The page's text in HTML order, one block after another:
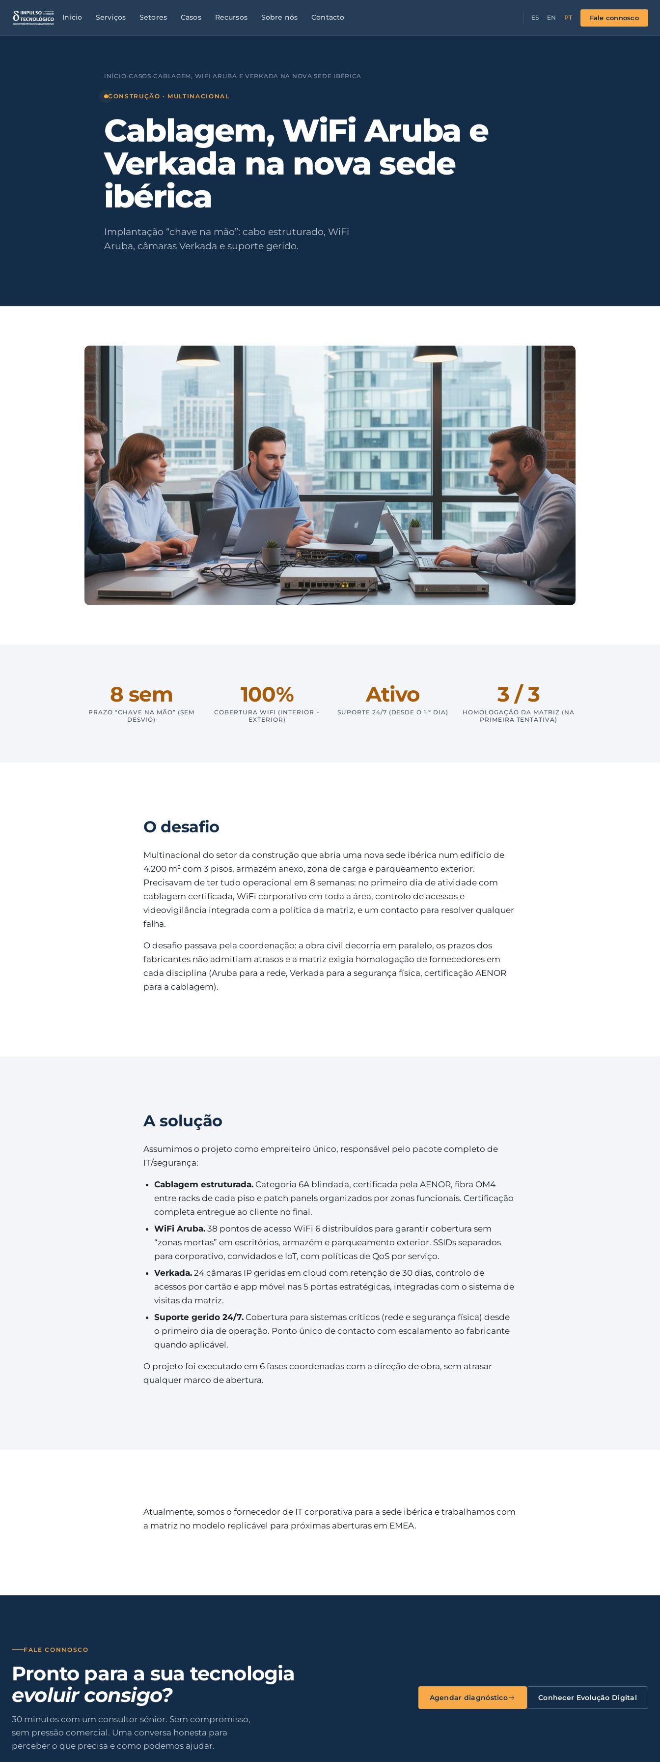
Início Serviços Setores Casos Recursos Sobre nós Contacto ES EN PT Fale connosco
INÍCIO›CASOS›CABLAGEM, WIFI ARUBA E VERKADA NA NOVA SEDE IBÉRICA
CONSTRUÇÃO · MULTINACIONAL
Cablagem, WiFi Aruba e
Verkada na nova sede
ibérica
Implantação “chave na mão”: cabo estruturado, WiFi
Aruba, câmaras Verkada e suporte gerido.
8 sem
PRAZO “CHAVE NA MÃO” (SEM
DESVIO)
100%
COBERTURA WIFI (INTERIOR +
EXTERIOR)
Ativo
SUPORTE 24/7 (DESDE O 1.º DIA)
3 / 3
HOMOLOGAÇÃO DA MATRIZ (NA
PRIMEIRA TENTATIVA)
O desafio
Multinacional do setor da construção que abria uma nova sede ibérica num edifício de
4.200 m² com 3 pisos, armazém anexo, zona de carga e parqueamento exterior.
Precisavam de ter tudo operacional em 8 semanas: no primeiro dia de atividade com
cablagem certificada, WiFi corporativo em toda a área, controlo de acessos e
videovigilância integrada com a política da matriz, e um contacto para resolver qualquer
falha.
O desafio passava pela coordenação: a obra civil decorria em paralelo, os prazos dos
fabricantes não admitiam atrasos e a matriz exigia homologação de fornecedores em
cada disciplina (Aruba para a rede, Verkada para a segurança física, certificação AENOR
para a cablagem).
A solução
Assumimos o projeto como empreiteiro único, responsável pelo pacote completo de
IT/segurança:
Cablagem estruturada. Categoria 6A blindada, certificada pela AENOR, fibra OM4
entre racks de cada piso e patch panels organizados por zonas funcionais. Certificação
completa entregue ao cliente no final.
WiFi Aruba. 38 pontos de acesso WiFi 6 distribuídos para garantir cobertura sem
“zonas mortas” em escritórios, armazém e parqueamento exterior. SSIDs separados
para corporativo, convidados e IoT, com políticas de QoS por serviço.
Verkada. 24 câmaras IP geridas em cloud com retenção de 30 dias, controlo de
acessos por cartão e app móvel nas 5 portas estratégicas, integradas com o sistema de
visitas da matriz.
Suporte gerido 24/7. Cobertura para sistemas críticos (rede e segurança física) desde
o primeiro dia de operação. Ponto único de contacto com escalamento ao fabricante
quando aplicável.
O projeto foi executado em 6 fases coordenadas com a direção de obra, sem atrasar
qualquer marco de abertura.
Atualmente, somos o fornecedor de IT corporativa para a sede ibérica e trabalhamos com
a matriz no modelo replicável para próximas aberturas em EMEA.
FALE CONNOSCO
Pronto para a sua tecnologia
evoluir consigo?
30 minutos com um consultor sénior. Sem compromisso,
sem pressão comercial. Uma conversa honesta para
perceber o que precisa e como podemos ajudar.
Agendar diagnóstico Conhecer Evolução Digital